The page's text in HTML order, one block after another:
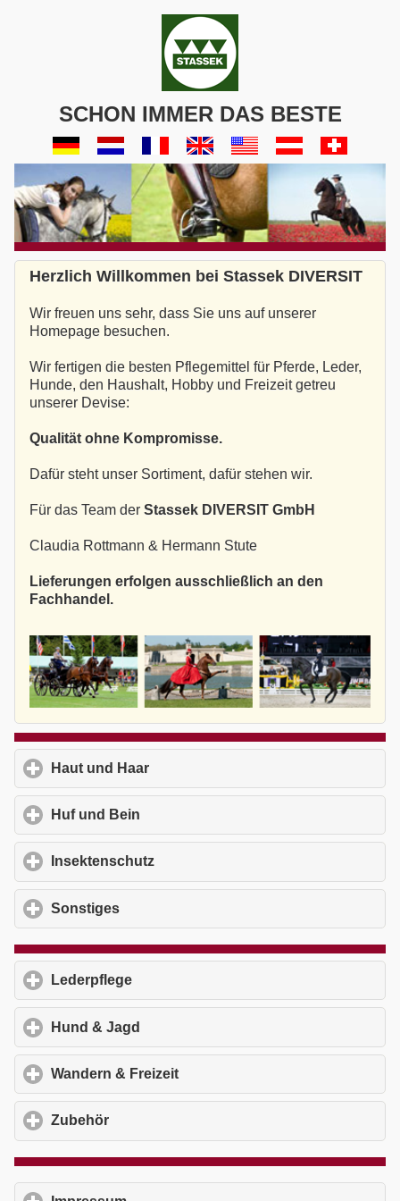
SCHON IMMER DAS BESTE
Herzlich Willkommen bei Stassek DIVERSIT
Wir freuen uns sehr, dass Sie uns auf unserer
Homepage besuchen.
Wir fertigen die besten Pflegemittel für Pferde, Leder,
Hunde, den Haushalt, Hobby und Freizeit getreu
unserer Devise:
Qualität ohne Kompromisse.
Dafür steht unser Sortiment, dafür stehen wir.
Für das Team der Stassek DIVERSIT GmbH
Claudia Rottmann & Hermann Stute
Lieferungen erfolgen ausschließlich an den
Fachhandel.
Haut und Haar
Huf und Bein
Insektenschutz
Sonstiges
Lederpflege
Hund & Jagd
Wandern & Freizeit
Zubehör